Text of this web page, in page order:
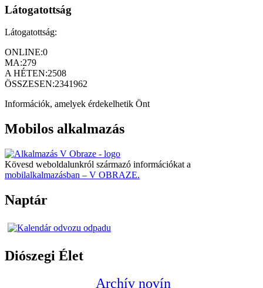
Látogatottság
Látogatottság:
ONLINE:0
MA:279
A HÉTEN:2508
ÖSSZESEN:2341962
Információk, amelyek érdekelhetik Önt
Mobilos alkalmazás
Kövesd weboldalunkról származó információkat a
mobilalkalmazásban – V OBRAZE.
Naptár
Diószegi Élet
Archív novín